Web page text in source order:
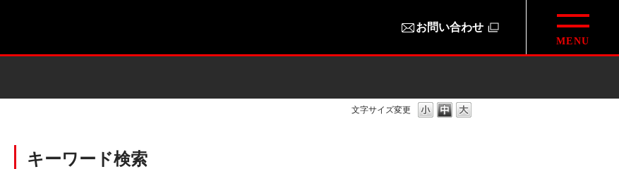
お問い合わせ
文字サイズ変更
キーワード検索